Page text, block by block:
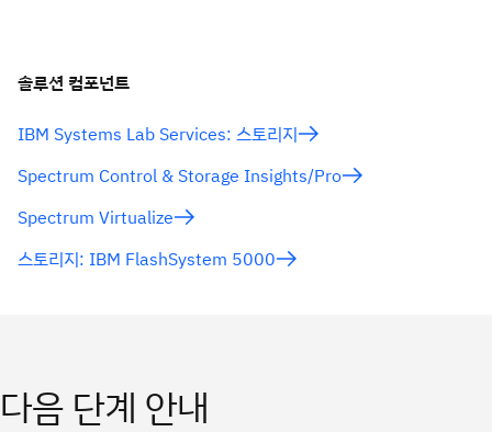
솔루션 컴포넌트
IBM Systems Lab Services: 스토리지
Spectrum Control & Storage Insights/Pro
Spectrum Virtualize
스토리지: IBM FlashSystem 5000
다음 단계 안내